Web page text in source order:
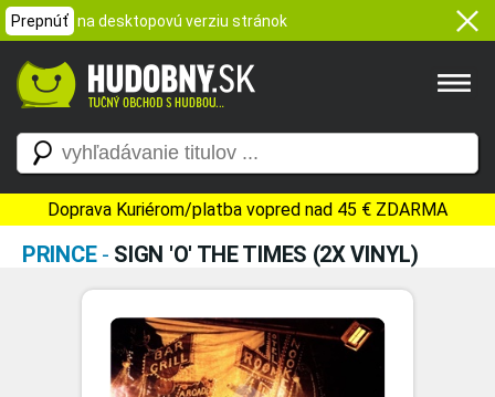
Prepnúť na desktopovú verziu stránok
Doprava Kuriérom/platba vopred nad 45 € ZDARMA
PRINCE- SIGN 'O' THE TIMES (2X VINYL)